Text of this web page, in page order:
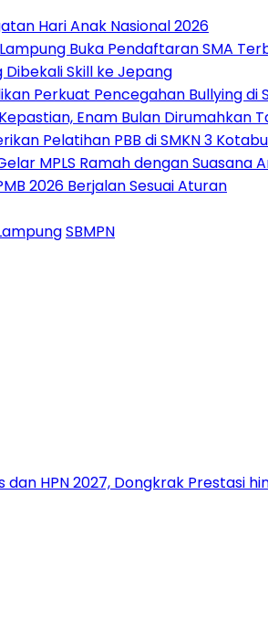
Hari Anak Nasional 2026
Buka Pendaftaran SMA
Dibekali Skill ke Jepang
Perkuat Pencegahan Bullying di
Enam Bulan Dirumahkan
Pelatihan PBB di SMKN 3
MPLS Ramah dengan Suasana
2026 Berjalan Sesuai Aturan
SBMPN
dan HPN 2027, Dongkrak Prestasi